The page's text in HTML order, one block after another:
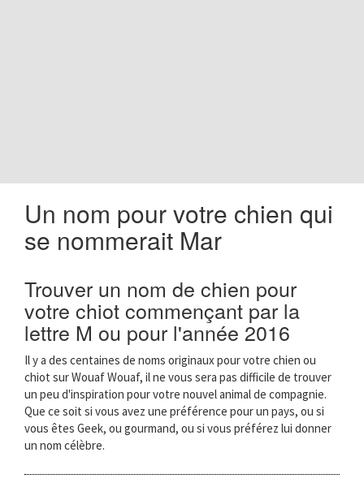
Un nom pour votre chien qui
se nommerait Mar
Trouver un nom de chien pour
votre chiot commençant par la
lettre M ou pour l'année 2016
Il y a des centaines de noms originaux pour votre chien ou
chiot sur Wouaf Wouaf, il ne vous sera pas difficile de trouver
un peu d'inspiration pour votre nouvel animal de compagnie.
Que ce soit si vous avez une préférence pour un pays, ou si
vous êtes Geek, ou gourmand, ou si vous préférez lui donner
un nom célèbre.